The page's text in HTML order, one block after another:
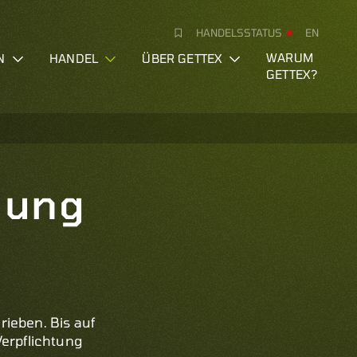
HANDELSSTATUS EN
HANDEL ÜBER GETTEX
WARUM
GETTEX?
Bis auf